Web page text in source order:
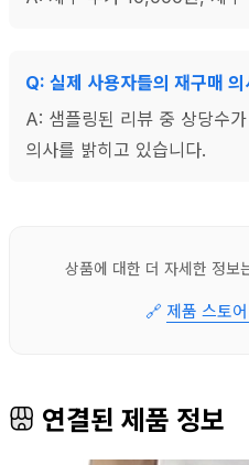
Q: 실제 사용자들의 재구매
A: 샘플링된 리뷰 중 상당수
의사를 밝히고 있습니다.
상품에 대한 더 자세한 정보
🔗 제품 스토
연결된 제품 정보